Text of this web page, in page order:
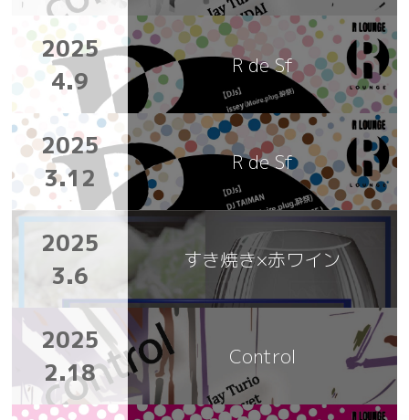
2025
4.9
R de Sf
2025
3.12
R de Sf
2025
3.6
すき焼き×赤ワイン
2025
2.18
Control